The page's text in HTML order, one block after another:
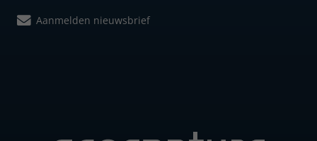
Aanmelden nieuwsbrief